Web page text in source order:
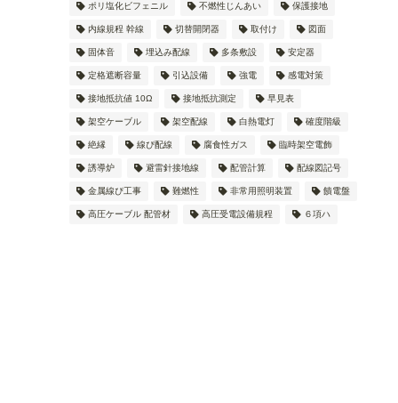
ポリ塩化ビフェニル 不燃性じんあい 保護接地
内線規程 幹線 切替開閉器 取付け 図面
固体音 埋込み配線 多条敷設 安定器
定格遮断容量 引込設備 強電 感電対策
接地抵抗値 10Ω 接地抵抗測定 早見表
架空ケーブル 架空配線 白熱電灯 確度階級
絶縁 線ぴ配線 腐食性ガス 臨時架空電飾
誘導炉 避雷針接地線 配管計算 配線図記号
金属線ぴ工事 難燃性 非常用照明装置 饋電盤
高圧ケーブル 配管材 高圧受電設備規程 ６項ハ